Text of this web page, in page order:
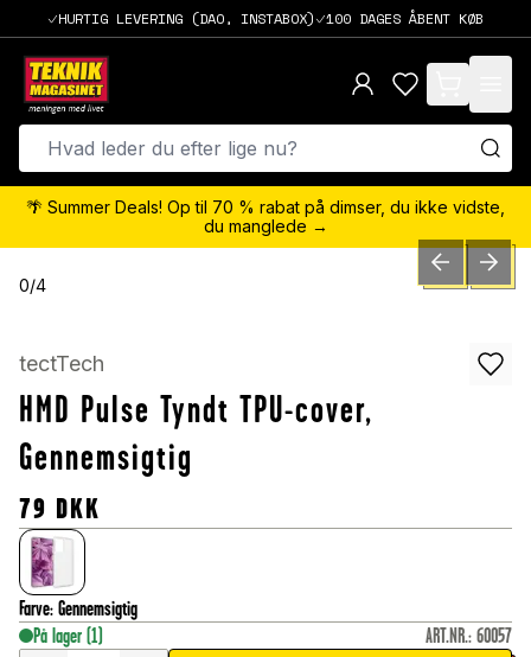
HURTIG LEVERING (DAO, INSTABOX) 100 DAGES ÅBENT KØB
items in cart,
🌴 Summer Deals! Op til 70 % rabat på dimser, du ikke vidste,
du manglede →
0/4 PREVIOUSNEXT
tectTech
HMD Pulse Tyndt TPU-cover,
Gennemsigtig
79 DKK
Farve: Gennemsigtig
På lager (1) ART.NR.: 60057